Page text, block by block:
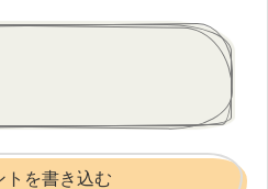
トを書き込む